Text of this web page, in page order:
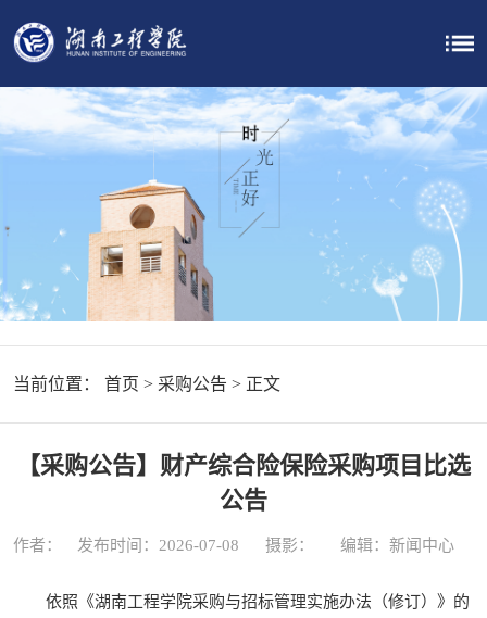
当前位置： 首页 > 采购公告 > 正文
【采购公告】财产综合险保险采购项目比选
公告
作者： 发布时间：2026-07-08 摄影： 编辑：新闻中心
依照《湖南工程学院采购与招标管理实施办法（修订）》的